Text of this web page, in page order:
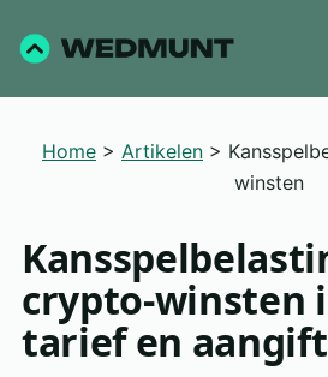
Home > Artikelen >
winsten
crypto-winsten
tarief en